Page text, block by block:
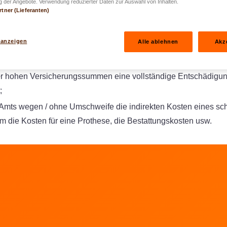
werden;
ersetzt Ihnen den tatsächlichen Schaden, wie
den Verdienstausfall wegen vorübergehender
oder den die Familie durch den Tod des Fahrers erleidet;
hohen Versicherungssummen eine vollständige
wegen / ohne Umschweife die indirekten Kosten eines
die Kosten für eine Prothese, die Bestattungskosten usw.
gehen
der Angebote. Verwendung reduzierter Daten zur Auswahl von Inhalten.
(Lieferanten)
Alle ablehnen